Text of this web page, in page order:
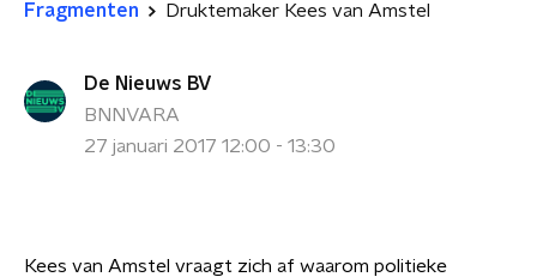
Fragmenten Druktemaker Kees van Amstel
De Nieuws BV
BNNVARA
27 januari 2017 12:00 - 13:30
Kees van Amstel vraagt zich af waarom politieke